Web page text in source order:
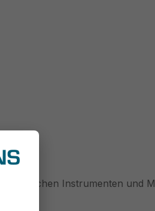
Instrumenten und